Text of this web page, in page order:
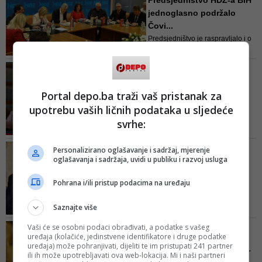
među kojima je i izaslanstvo HDZ-
a RH koje će predvoditi
predsjednik te stranke Andrej
Planković, kao i predstavnici
jednoglasno podržalo
Čovi...
Predsjedništvo je raspravljalo i o
deklaracija koji će se naći sutra
na zasjedanju Sabora
SPREMNI
Dodik: Imamo spremne
kandidate za ministre, ali
če...
je da ne preporučuje moguće
spekulativne radnje - da jedan
savez preda MAP i kaže da je to
PODJELA VLASTI
Završen sastanak u
Pogledajte ...
kompromisa kako bi svi izašli kao
pobjednici
SASTANAK SA ČOVIĆEM
Izetbegović: Imali smo
neobično iskren razgovor
Portal depo.ba traži vaš pristanak za
upotrebu vaših ličnih podataka u sljedeće
svrhe:
Personalizirano oglašavanje i sadržaj, mjerenje
oglašavanja i sadržaja, uvidi u publiku i razvoj usluga
Pohrana i/ili pristup podacima na uređaju
Saznajte više
Vaši će se osobni podaci obrađivati, a podatke s vašeg
uređaja (kolačiće, jedinstvene identifikatore i druge podatke
uređaja) može pohranjivati, dijeliti te im pristupati 241 partner
ili ih može upotrebljavati ova web-lokacija. Mi i naši partneri